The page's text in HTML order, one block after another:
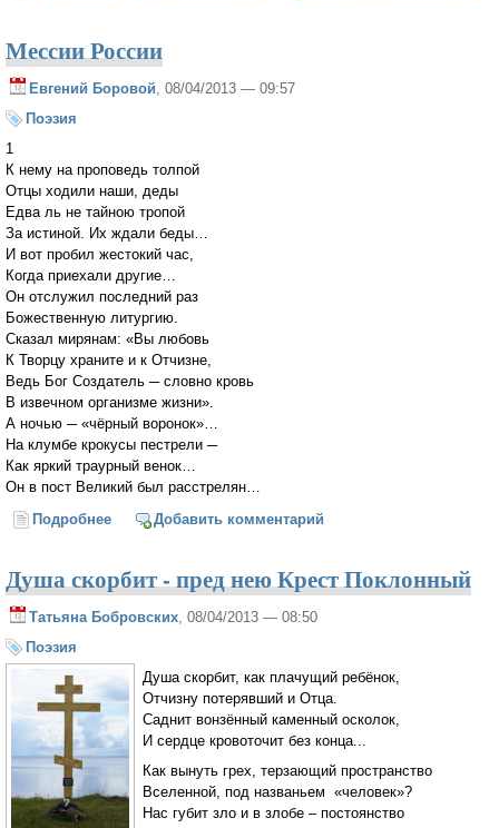
Мессии России
Евгений Боровой, 08/04/2013 — 09:57
Поэзия
1
К нему на проповедь толпой
Отцы ходили наши, деды
Едва ль не тайною тропой
За истиной. Их ждали беды…
И вот пробил жестокий час,
Когда приехали другие…
Он отслужил последний раз
Божественную литургию.
Сказал мирянам: «Вы любовь
К Творцу храните и к Отчизне,
Ведь Бог Создатель ─ словно кровь
В извечном организме жизни».
А ночью ─ «чёрный воронок»…
На клумбе крокусы пестрели ─
Как яркий траурный венок…
Он в пост Великий был расстрелян…
Подробнее о Мессии России
Добавить комментарий
Душа скорбит - пред нею Крест Поклонный
Татьяна Бобровских, 08/04/2013 — 08:50
Поэзия
Душа скорбит, как плачущий ребёнок,
Отчизну потерявший и Отца.
Саднит вонзённый каменный осколок,
И сердце кровоточит без конца...
Как вынуть грех, терзающий пространство
Вселенной, под названьем «человек»?
Нас губит зло и в злобе – постоянство